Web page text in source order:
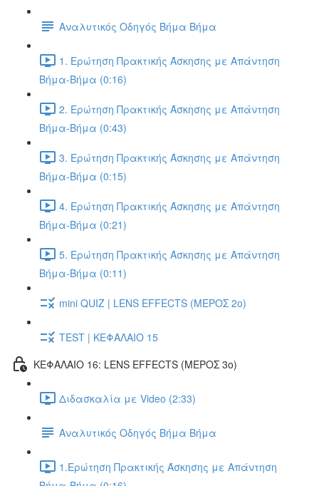
Αναλυτικός Οδηγός Βήμα Βήμα
1. Ερώτηση Πρακτικής Άσκησης με Απάντηση
Βήμα-Βήμα (0:16)
2. Ερώτηση Πρακτικής Άσκησης με Απάντηση
Βήμα-Βήμα (0:43)
3. Ερώτηση Πρακτικής Άσκησης με Απάντηση
Βήμα-Βήμα (0:15)
4. Ερώτηση Πρακτικής Άσκησης με Απάντηση
Βήμα-Βήμα (0:21)
5. Ερώτηση Πρακτικής Άσκησης με Απάντηση
Βήμα-Βήμα (0:11)
mini QUIZ | LENS EFFECTS (ΜΕΡΟΣ 2o)
TEST | ΚΕΦΑΛΑΙΟ 15
ΚΕΦΑΛΑΙΟ 16: LENS EFFECTS (ΜΕΡΟΣ 3o)
Διδασκαλία με Video (2:33)
Αναλυτικός Οδηγός Βήμα Βήμα
1.Ερώτηση Πρακτικής Άσκησης με Απάντηση